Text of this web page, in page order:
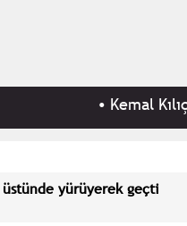
Kemal
üstünde yürüyerek geçti